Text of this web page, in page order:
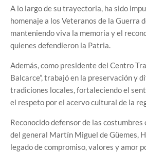
A lo largo de su trayectoria, ha sido
homenaje a los Veteranos de la Guerra
manteniendo viva la memoria y el
quienes defendieron la Patria.
Además, como presidente del Centro
Balcarce”, trabajó en la preservación y
tradiciones locales, fortaleciendo el
el respeto por el acervo cultural de la
Reconocido defensor de las
del general Martín Miguel de Güemes,
legado de compromiso, valores y amor